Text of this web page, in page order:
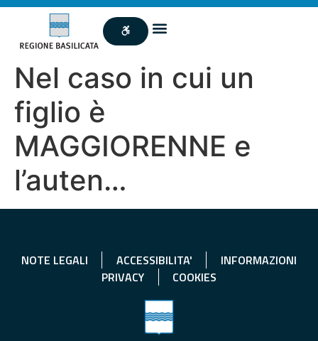
Nel caso in cui un
figlio è
MAGGIORENNE e
l’auten…
NOTE LEGALI ACCESSIBILITA'
INFORMAZIONI
PRIVACY
COOKIES